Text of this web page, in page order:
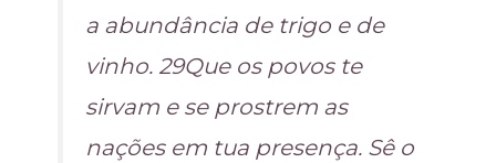
a abundância de trigo e de
vinho. 29Que os povos te
sirvam e se prostrem as
nações em tua presença. Sê o